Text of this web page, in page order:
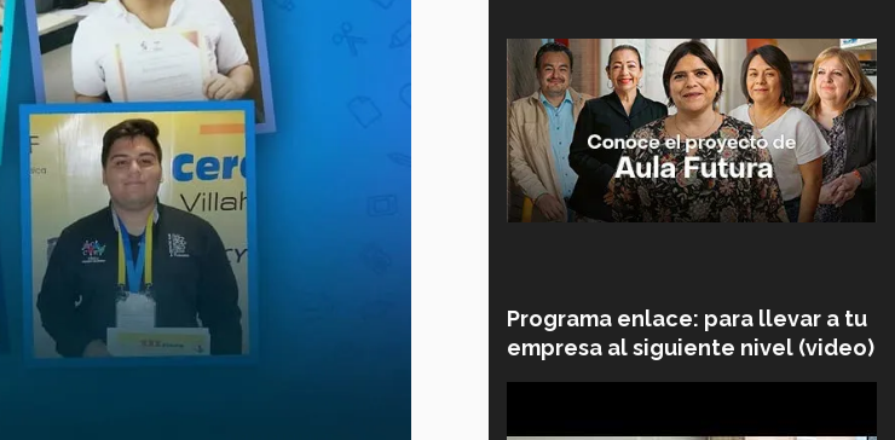
Programa enlace: para llevar a tu
empresa al siguiente nivel (video)